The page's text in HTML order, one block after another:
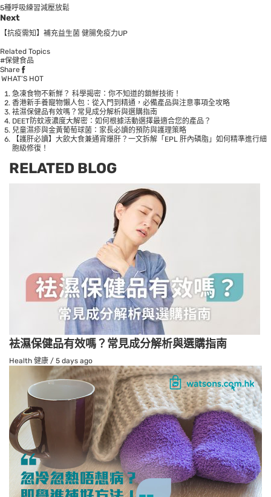
5種呼吸練習減壓放鬆
Next
【抗疫需知】補充益生菌 健腸免疫力UP
Related Topics
#保健食品
Share
WHAT’S HOT
急凍食物不新鮮？ 科學揭密：你不知道的鎖鮮技術！
香港新手養寵物懶人包：從入門到精通，必備產品與注意事項全攻略
袪濕保健品有效嗎？常見成分解析與選購指南
DEET防蚊液濃度大解密：如何根據活動選擇最適合您的產品？
兒童濕疹與金黃葡萄球菌：家長必讀的預防與護理策略
【護肝必讀】大飲大食兼通宵爆肝？一文拆解「EPL 肝內磷脂」如何精準進行細
胞級修復！
RELATED BLOG
袪濕保健品有效嗎？常見成分解析與選購指南
Health 健康 / 5 days ago